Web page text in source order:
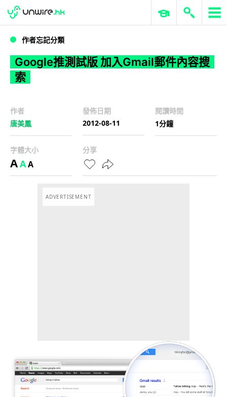
Google推測試版 加入Gmail郵件內容搜索
WWDC 2026 ERP 與商業 AI
作者忘記分類
Google推測試版 加入Gmail郵件內容搜
索
作者
唐美鳳
發佈日期
2012-08-11
閱讀時間
1分鐘
字體大小
AAA
分享
ADVERTISEMENT